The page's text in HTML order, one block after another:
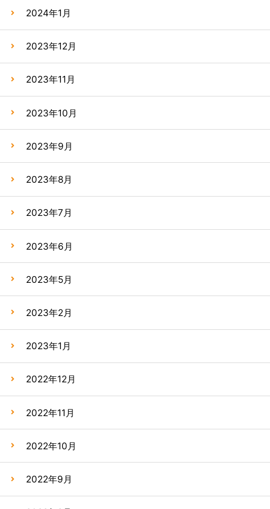
2024年1月
2023年12月
2023年11月
2023年10月
2023年9月
2023年8月
2023年7月
2023年6月
2023年5月
2023年2月
2023年1月
2022年12月
2022年11月
2022年10月
2022年9月